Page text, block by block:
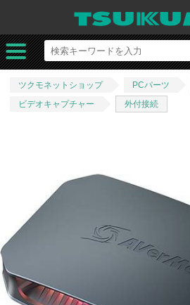
ツクモネットショップ PCパーツ
ビデオキャプチャー
外付接続